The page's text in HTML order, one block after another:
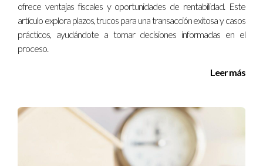
ofrece ventajas fiscales y oportunidades de rentabilidad. Este
artículo explora plazos, trucos para una transacción exitosa y casos
prácticos, ayudándote a tomar decisiones informadas en el
proceso.
Leer más